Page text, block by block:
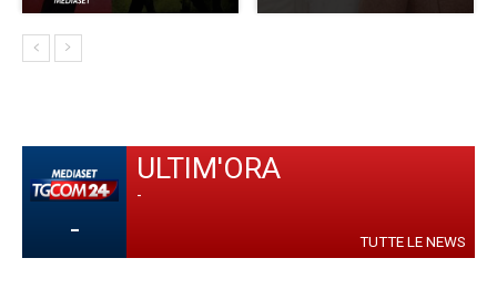
-
ULTIM'ORA
-
TUTTE LE NEWS